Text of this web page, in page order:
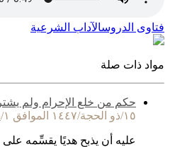
فتاوى الدروسالآداب الشرعية
مواد ذات صلة
حكم من خلع الإحرام ولم
١٥/ذو الحجة/١٤٤٧ الموافق ١/يونيو/٢٠٢٦
عليه أن يذبح هديًا يقسِّمه